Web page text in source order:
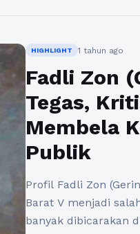
HIGHLIGHT 1 tahun ago
Fadli Zon
Tegas,
Membela
Publik
Profil Fadli Zon
Barat V menjadi
banyak dibicarakan